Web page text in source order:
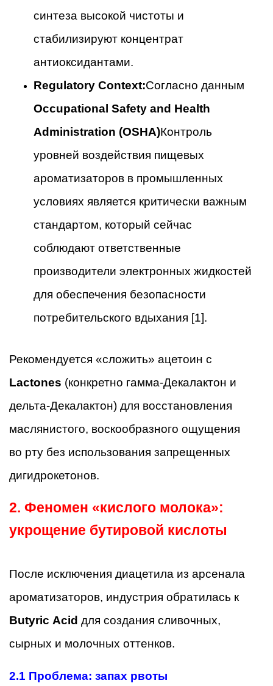
синтеза высокой чистоты и
стабилизируют концентрат
антиоксидантами.
Regulatory Context:Согласно данным
Occupational Safety and Health
Administration (OSHA)Контроль
уровней воздействия пищевых
ароматизаторов в промышленных
условиях является критически важным
стандартом, который сейчас
соблюдают ответственные
производители электронных жидкостей
для обеспечения безопасности
потребительского вдыхания [1].
Рекомендуется «сложить» ацетоин с
Lactones (конкретно гамма-Декалактон и
дельта-Декалактон) для восстановления
маслянистого, воскообразного ощущения
во рту без использования запрещенных
дигидрокетонов.
2. Феномен «кислого молока»:
укрощение бутировой кислоты
После исключения диацетила из арсенала
ароматизаторов, индустрия обратилась к
Butyric Acid для создания сливочных,
сырных и молочных оттенков.
2.1 Проблема: запах рвоты